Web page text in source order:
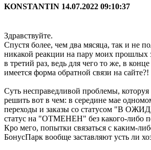
KONSTANTIN 14.07.2022 09:10:37
Здравствуйте.
Спустя более, чем два мясяца, так и не
никакой реакции на пару моих прошлых
в третий раз, ведь для чего то же, в
имеется форма обратной связи на сайте?!
Суть несправедливой проблемы,
решить вот в чем: в середине мае
переходы и заказы со статусом "В
статус на "ОТМЕНЕН" без какого-либо
Кро мего, попытки связаться с каким-
БонусПарк вообще заставляют усть ли